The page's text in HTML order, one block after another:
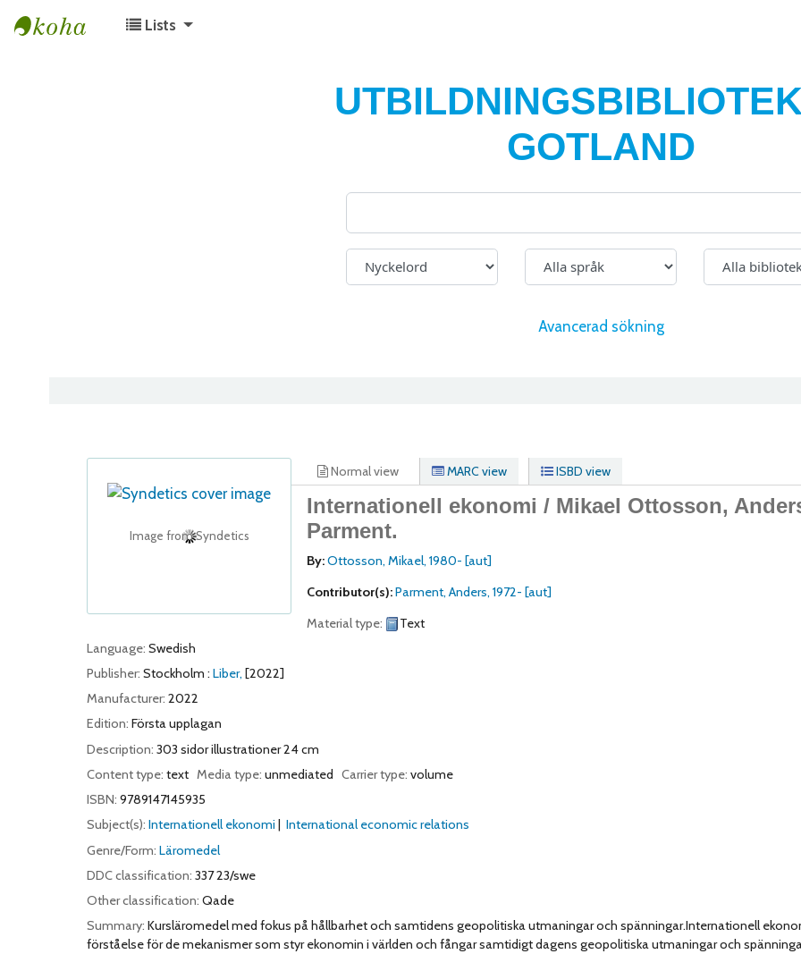
Lists
GOTLAND
Avancerad sökning
Image from Syndetics
Normal view MARC view ISBD view
Internationell ekonomi / Mikael Ottosson,
Parment.
By:Ottosson, Mikael, 1980- [aut]
Contributor(s):Parment, Anders, 1972- [aut]
Material type:
Text
Language: Swedish
Publisher: Stockholm : Liber, [2022]
Manufacturer: 2022
Edition: Första upplagan
Description: 303 sidor illustrationer 24 cm
Content type: text Media type: unmediated Carrier type: volume
ISBN: 9789147145935
Subject(s): Internationell ekonomi
International economic relations
Genre/Form: Läromedel
DDC classification: 337 23/swe
Other classification: Qade
Summary: Kursläromedel med fokus på hållbarhet och samtidens geopolitiska utmaningar och spänningar.Internationell
förståelse för de mekanismer som styr ekonomin i världen och fångar samtidigt dagens geopolitiska utmaningar och